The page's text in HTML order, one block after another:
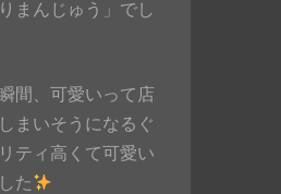
まんじゅう」でし
間、可愛いって店
まいそうになるぐ
ティ高くて可愛い
た